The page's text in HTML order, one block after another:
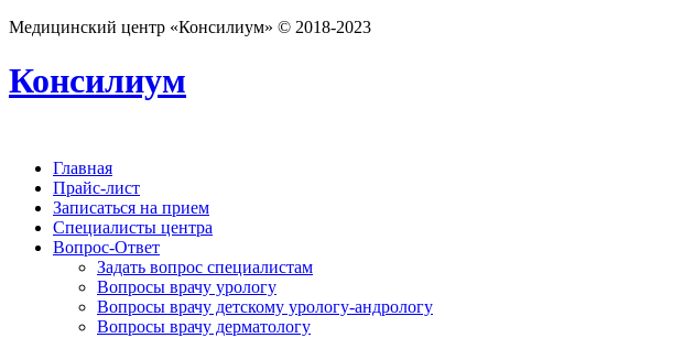
Медицинский центр «Консилиум» © 2018-2023
Консилиум
Главная
Прайс-лист
Записаться на прием
Специалисты центра
Вопрос-Ответ
Задать вопрос специалистам
Вопросы врачу урологу
Вопросы врачу детскому урологу-андрологу
Вопросы врачу дерматологу